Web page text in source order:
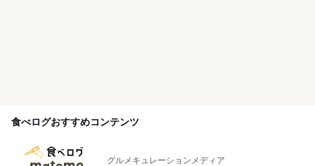
食べログおすすめコンテンツ
グルメキュレーションメディア